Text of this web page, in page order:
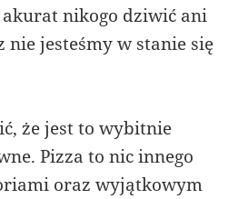
nikogo dziwić ani
jesteśmy w stanie się
że jest to wybitnie
Pizza to nic innego
oraz wyjątkowym